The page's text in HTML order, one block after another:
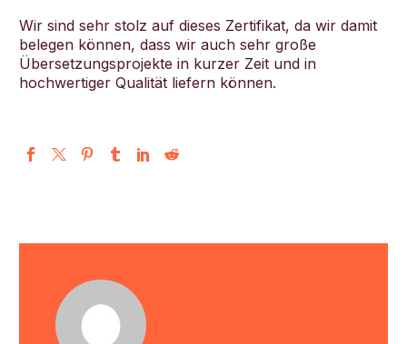
Wir sind sehr stolz auf dieses Zertifikat, da wir damit
belegen können, dass wir auch sehr große
Übersetzungsprojekte in kurzer Zeit und in
hochwertiger Qualität liefern können.